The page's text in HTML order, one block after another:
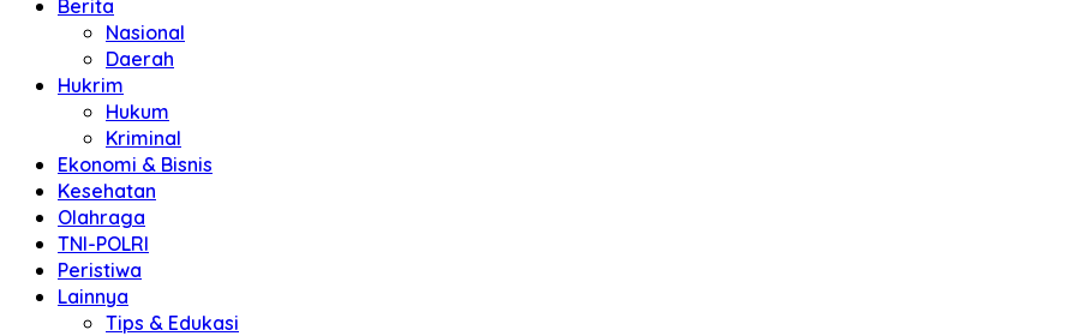
Berita
Nasional
Daerah
Hukrim
Hukum
Kriminal
Ekonomi & Bisnis
Kesehatan
Olahraga
TNI-POLRI
Peristiwa
Lainnya
Tips & Edukasi